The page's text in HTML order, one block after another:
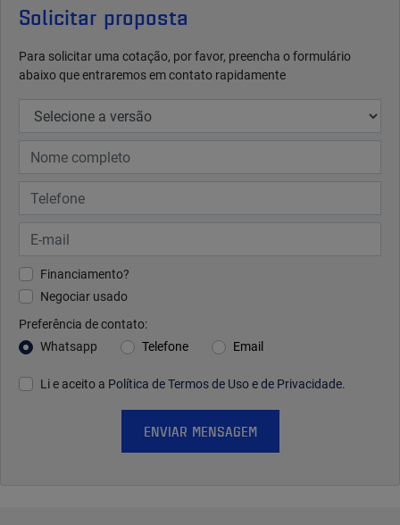
Solicitar proposta
Para solicitar uma cotação, por favor, preencha o formulário
abaixo que entraremos em contato rapidamente
Financiamento?
Negociar usado
Preferência de contato:
Whatsapp
Telefone Email
Li e aceito a Política de Termos de Uso e de Privacidade.
ENVIAR MENSAGEM